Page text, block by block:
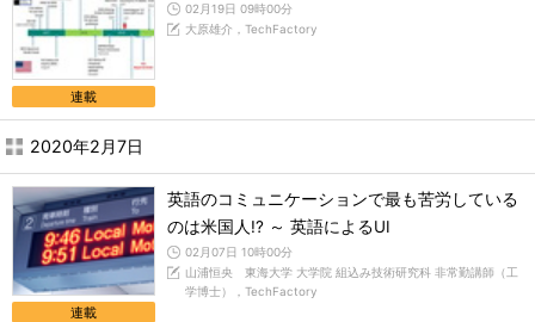
連載
02月19日 09時00分
大原雄介，TechFactory
2020年2月7日
連載
英語のコミュニケーションで最も苦労している
のは米国人!? ～ 英語によるUI
02月07日 10時00分
山浦恒央 東海大学 大学院 組込み技術研究科 非常勤講師（工
学博士），TechFactory